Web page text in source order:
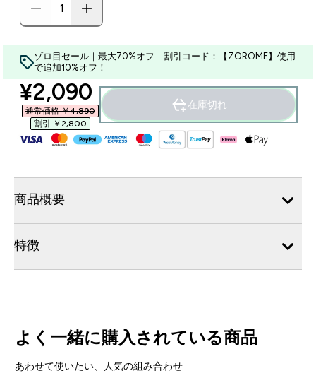
ゾロ目セール｜最大70%オフ｜割引コード：【ZOROME】使用
で追加10%オフ！
discounted price
¥2,090‎
通常価格 ￥4,890‎
割引 ￥2,800‎
在庫切れ
商品概要
特徴
よく一緒に購入されている商品
あわせて使いたい、人気の組み合わせ